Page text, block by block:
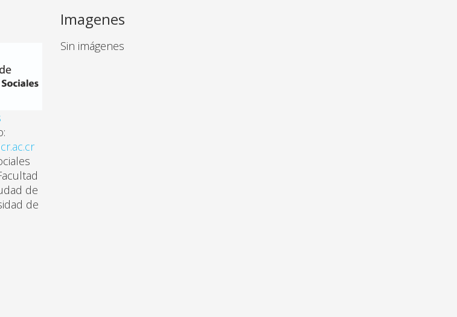
de
de
Imagenes
Sin imágenes